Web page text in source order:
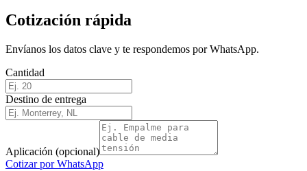
Cotización rápida
Envíanos los datos clave y te respondemos por WhatsApp.
Cantidad
Destino de entrega
Aplicación (opcional)
Cotizar por WhatsApp